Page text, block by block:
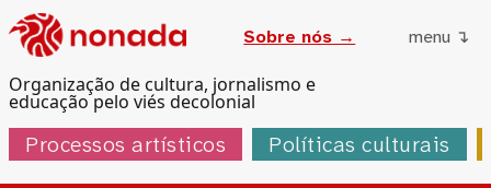
Organização de cultura, jornalismo e
educação pelo viés decolonial
Sobre nós → menu ↴
Processos artísticos Políticas culturais